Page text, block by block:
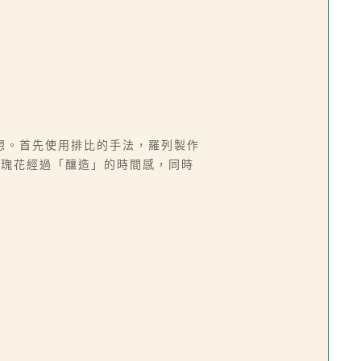
首先使用排比的手法，羅列製作
花經過「釀造」的時間感，同時